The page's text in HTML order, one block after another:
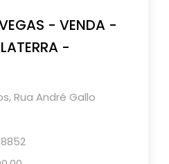
- VENDA -
-
Rua André Gallo